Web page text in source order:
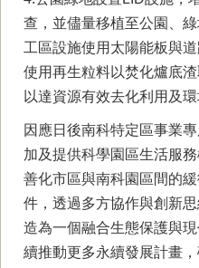
查，並儘量移植至公園、
工區設施使用太陽能板與
使用再生粒料以焚化爐底
以達資源有效去化利用及環
因應日後南科特定區事業
加及提供科學園區生活服
善化市區與南科園區間的
件，透過多方協作與創新
造為一個融合生態保護與
續推動更多永續發展計畫